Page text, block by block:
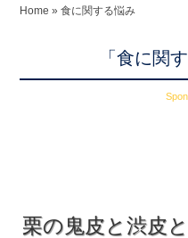
Home » 食に関する悩み
「食に関
栗の鬼皮と渋皮